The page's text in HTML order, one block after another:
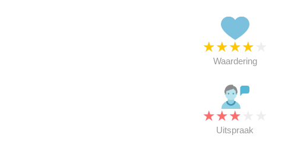
★★★★
Waardering
★★★
Uitspraak